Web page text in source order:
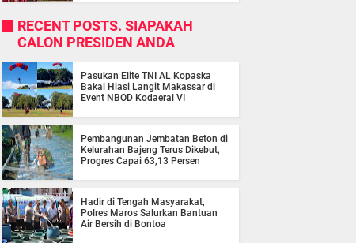
RECENT POSTS. SIAPAKAH
CALON PRESIDEN ANDA
Pasukan Elite TNI AL Kopaska
Bakal Hiasi Langit Makassar di
Event NBOD Kodaeral VI
Pembangunan Jembatan Beton di
Kelurahan Bajeng Terus Dikebut,
Progres Capai 63,13 Persen
Hadir di Tengah Masyarakat,
Polres Maros Salurkan Bantuan
Air Bersih di Bontoa